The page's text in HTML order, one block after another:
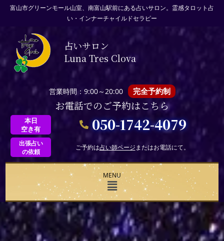
富山市グリーンモール山室、南富山駅前にある占いサロン。霊感タロット占
い・インナーチャイルドセラピー
占いサロン
Luna Tres Clova
営業時間：9:00～20:00 完全予約制
お電話でのご予約はこちら
本日
空き有
050-1742-4079
出張占い
の依頼
ご予約は占い師ページまたはお電話にて。
MENU